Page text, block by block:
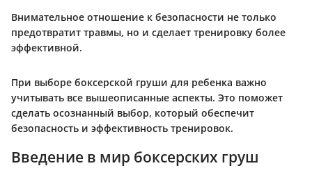
Внимательное отношение к безопасности не только
предотвратит травмы, но и сделает тренировку более
эффективной.
При выборе боксерской груши для ребенка важно
учитывать все вышеописанные аспекты. Это поможет
сделать осознанный выбор, который обеспечит
безопасность и эффективность тренировок.
Введение в мир боксерских груш